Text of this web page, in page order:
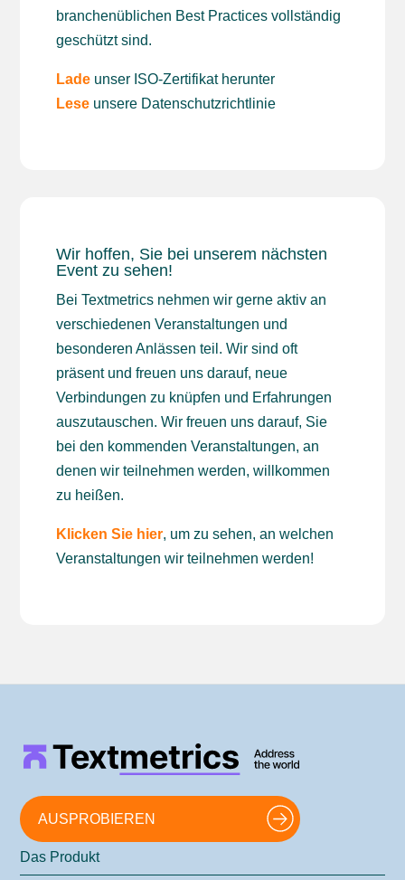
branchenüblichen Best Practices vollständig
geschützt sind.
Lade unser ISO-Zertifikat herunter
Lese unsere Datenschutzrichtlinie
Wir hoffen, Sie bei unserem nächsten
Event zu sehen!
Bei Textmetrics nehmen wir gerne aktiv an
verschiedenen Veranstaltungen und
besonderen Anlässen teil. Wir sind oft
präsent und freuen uns darauf, neue
Verbindungen zu knüpfen und Erfahrungen
auszutauschen. Wir freuen uns darauf, Sie
bei den kommenden Veranstaltungen, an
denen wir teilnehmen werden, willkommen
zu heißen.
Klicken Sie hier, um zu sehen, an welchen
Veranstaltungen wir teilnehmen werden!
AUSPROBIEREN
Das Produkt